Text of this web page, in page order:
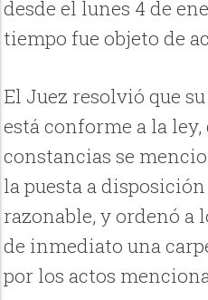
desde el lunes 4 de
tiempo fue objeto de
El Juez resolvió que
está conforme a la ley,
constancias se
la puesta a
razonable, y ordenó a
de inmediato una
por los actos